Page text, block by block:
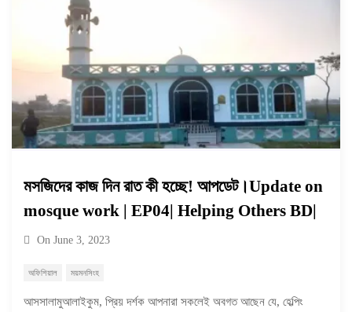
মসজিদের কাজ দিন রাত কী হচ্ছে! আপডেট।Update on
mosque work | EP04| Helping Others BD|
On June 3, 2023
অফিশিয়াল ময়মনসিংহ
আসসালামুআলাইকুম, প্রিয় দর্শক আপনারা সকলেই অবগত আছেন যে, হেল্পিং